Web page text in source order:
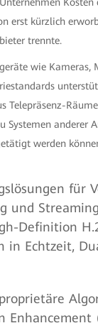
Kosten
erst kürzlich
trennte.
wie Kameras,
Telepräsenz-
Systemen anderer
werden
für
und
Definition
in Echtzeit,
Enhancement